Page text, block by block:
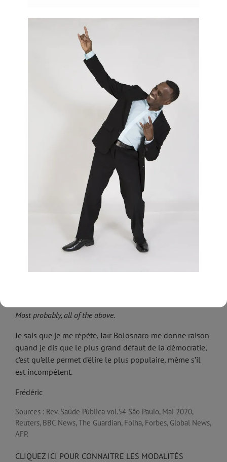
concitoyens… «Arrêtez de vous plaindre ! Vous allez pleurer
Pour l’épidémiologiste, Jesem Orellana, Jaïr Bolsonaro a
perdu la lutte contre la Covid-19 dès le début de la
pandémie. Seul un miracle pourrait permettre de
renverser ce scénario tragique. Il a ajouté que le Brésil
est devenu un laboratoire à ciel ouvert, une véritable
menace pour l’humanité. Ce sont les mêmes constats qui
ont amené le Directeur de l’
Organisation mondiale de la
, Tedros Adhanom Ghrbreyesus, à dire que le Brésil
représente un danger pour toute l’Amérique latine.
Comme de fait, en mars 2021, les 11 plus grandes villes
du pays avaient commencé à enregistrer plus de décès
Sur le site du journal
Folha
de Sao Paulo, on peut lire,
President Jaïr Bolsonaro’s murderous stupidity in the face of
the coronavirus pandemic has surpassed all limits
tweet publié le 15 décembre 2020, Democracy Now
qualifie le leadership de Jaïr Bolsonaro de
Most probably, all of the above.
Je sais que je me répète, Jaïr Bolosnaro me donne raison
quand je dis que le plus grand défaut de la démocratie,
c’est qu’elle permet d’élire le plus populaire, même s’il
est incompétent.
Frédéric
Sources : Rev. Saúde Pública vol.54 São Paulo, Mai 2020,
Reuters, BBC News, The Guardian, Folha, Forbes, Global News,
AFP.
CLIQUEZ ICI POUR CONNAITRE LES MODALITÉS